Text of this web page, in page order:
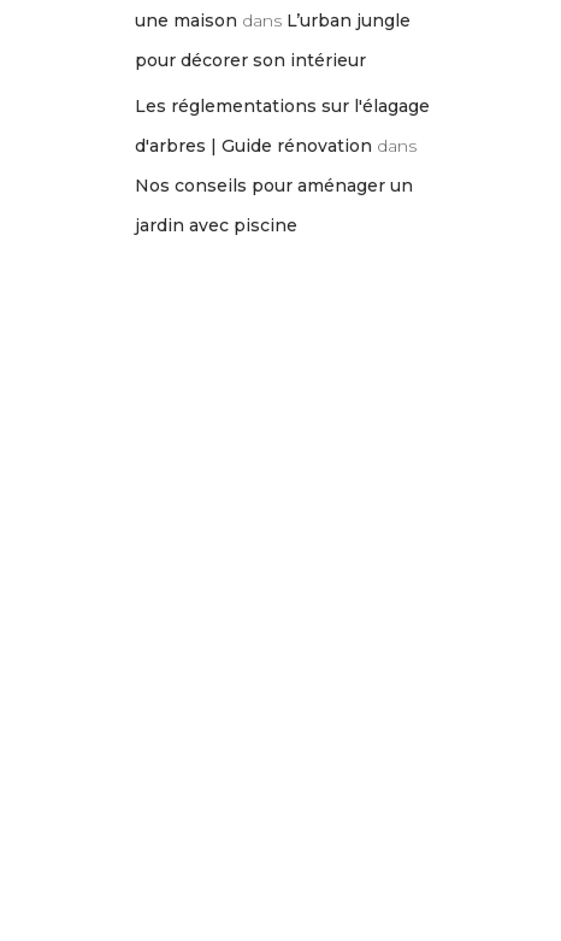
une maison dans L’urban jungle
pour décorer son intérieur
Les réglementations sur l'élagage
d'arbres | Guide rénovation dans
Nos conseils pour aménager un
jardin avec piscine